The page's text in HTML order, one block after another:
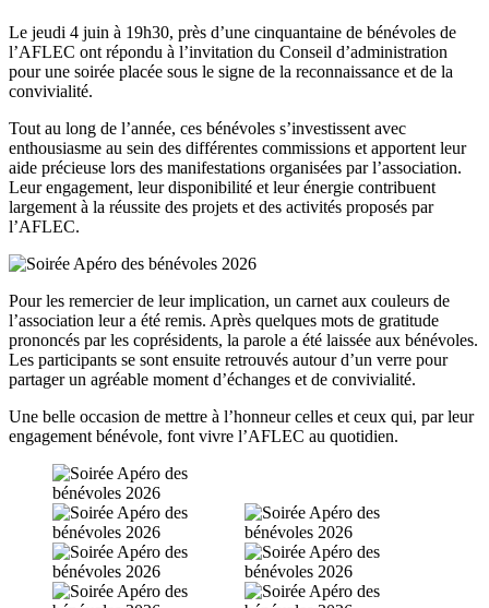
Le jeudi 4 juin à 19h30, près d’une cinquantaine de bénévoles de
l’AFLEC ont répondu à l’invitation du Conseil d’administration
pour une soirée placée sous le signe de la reconnaissance et de la
convivialité.
Tout au long de l’année, ces bénévoles s’investissent avec
enthousiasme au sein des différentes commissions et apportent leur
aide précieuse lors des manifestations organisées par l’association.
Leur engagement, leur disponibilité et leur énergie contribuent
largement à la réussite des projets et des activités proposés par
l’AFLEC.
Pour les remercier de leur implication, un carnet aux couleurs de
l’association leur a été remis. Après quelques mots de gratitude
prononcés par les coprésidents, la parole a été laissée aux bénévoles.
Les participants se sont ensuite retrouvés autour d’un verre pour
partager un agréable moment d’échanges et de convivialité.
Une belle occasion de mettre à l’honneur celles et ceux qui, par leur
engagement bénévole, font vivre l’AFLEC au quotidien.